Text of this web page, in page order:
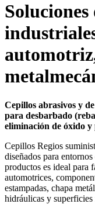
Cepillos abrasivos y
para desbarbado
eliminación de óxido
Cepillos Regios
diseñados para
productos es ideal para
automotrices,
estampadas, chapa
hidráulicas y superficies